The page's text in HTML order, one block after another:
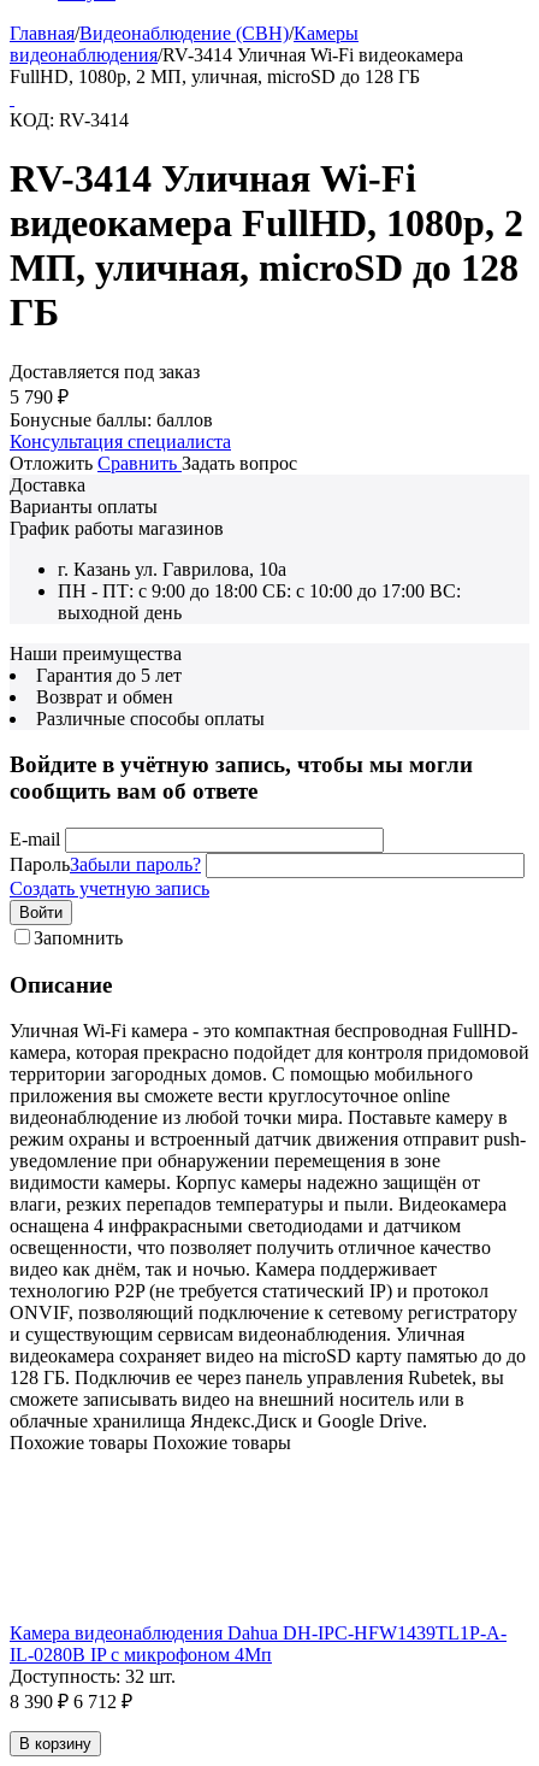
Главная/Видеонаблюдение (СВН)/Камеры
видеонаблюдения/RV-3414 Уличная Wi-Fi видеокамера
FullHD, 1080p, 2 МП, уличная, microSD до 128 ГБ
КОД: RV-3414
RV-3414 Уличная Wi-Fi
видеокамера FullHD, 1080p, 2
МП, уличная, microSD до 128
ГБ
Доставляется под заказ
5 790 ₽
Бонусные баллы: баллов
Консультация специалиста
Отложить Сравнить Задать вопрос
Доставка
Варианты оплаты
График работы магазинов
г. Казань ул. Гаврилова, 10а
ПН - ПТ: с 9:00 до 18:00 СБ: с 10:00 до 17:00 ВС:
выходной день
Наши преимущества
Гарантия до 5 лет
Возврат и обмен
Различные способы оплаты
Войдите в учётную запись, чтобы мы могли
сообщить вам об ответе
E-mail
ПарольЗабыли пароль?
Создать учетную запись
Войти
Запомнить
Описание
Уличная Wi-Fi камера - это компактная беспроводная FullHD-
камера, которая прекрасно подойдет для контроля придомовой
территории загородных домов. С помощью мобильного
приложения вы сможете вести круглосуточное online
видеонаблюдение из любой точки мира. Поставьте камеру в
режим охраны и встроенный датчик движения отправит push-
уведомление при обнаружении перемещения в зоне
видимости камеры. Корпус камеры надежно защищён от
влаги, резких перепадов температуры и пыли. Видеокамера
оснащена 4 инфракрасными светодиодами и датчиком
освещенности, что позволяет получить отличное качество
видео как днём, так и ночью. Камера поддерживает
технологию P2P (не требуется статический IP) и протокол
ONVIF, позволяющий подключение к сетевому регистратору
и существующим сервисам видеонаблюдения. Уличная
видеокамера сохраняет видео на microSD карту памятью до до
128 ГБ. Подключив ее через панель управления Rubetek, вы
сможете записывать видео на внешний носитель или в
облачные хранилища Яндекс.Диск и Google Drive.
Похожие товары Похожие товары
Камера видеонаблюдения Dahua DH-IPC-HFW1439TL1P-A-
IL-0280B IP с микрофоном 4Мп
Доступность: 32 шт.
8 390 ₽ 6 712 ₽
В корзину